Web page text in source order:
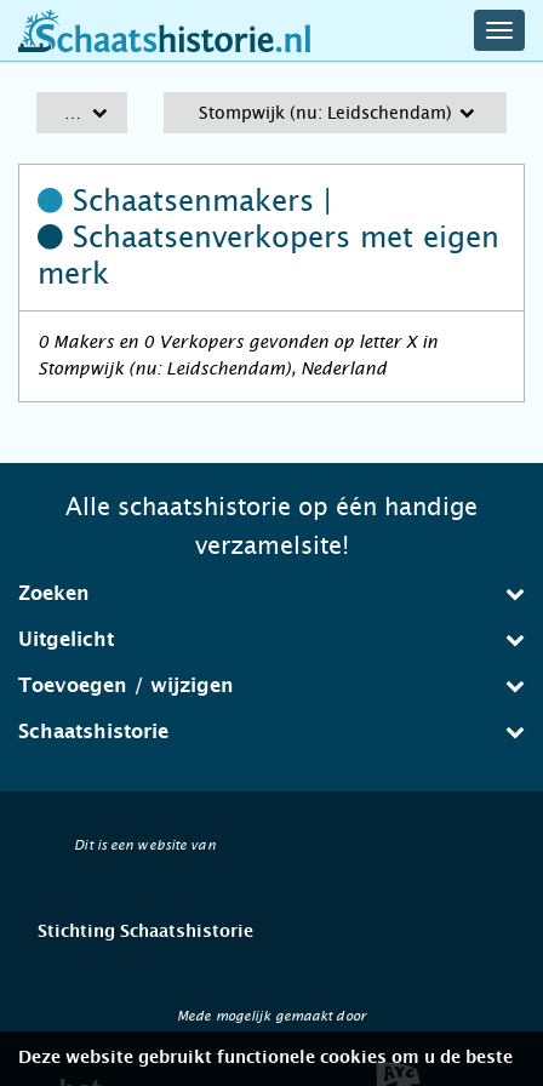
schaatshistorie.nl
Stompwijk (nu: Leidschendam)
Schaatsenmakers |
Schaatsenverkopers met eigen
merk
0 Makers en 0 Verkopers gevonden op letter X in
Stompwijk (nu: Leidschendam), Nederland
Alle schaatshistorie op één handige
verzamelsite!
Zoeken
Uitgelicht
Toevoegen / wijzigen
Schaatshistorie
Dit is een website van
Stichting Schaatshistorie
Mede mogelijk gemaakt door
Deze website gebruikt functionele cookies om u de beste